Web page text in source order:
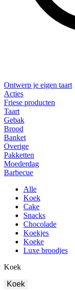
Ontwerp je eigen taart
Acties
Friese producten
Taart
Gebak
Brood
Banket
Overige
Pakketten
Moederdag
Barbecue
Alle
Koek
Cake
Snacks
Chocolade
Koekjes
Koeke
Luxe broodjes
Koek
Koek